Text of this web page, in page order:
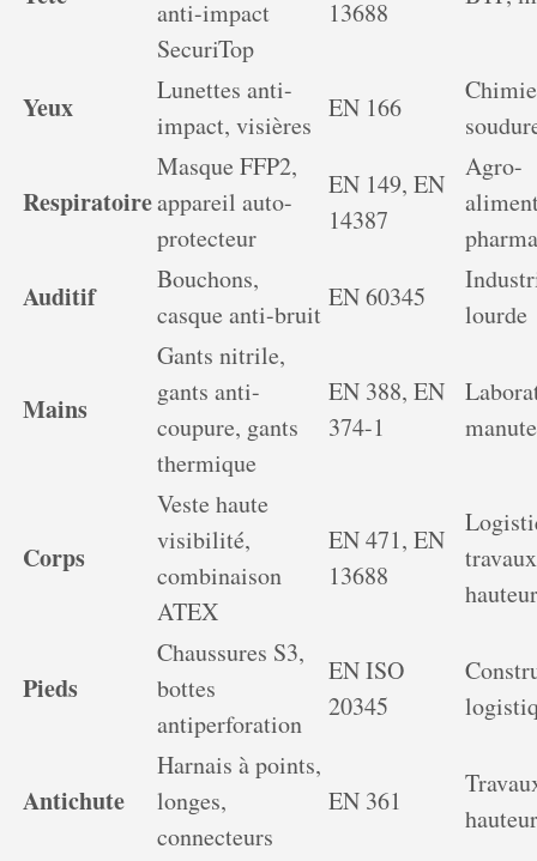
anti-impact
SecuriTop
13688
Yeux
Lunettes anti-
impact, visières
EN 166
Respiratoire
Masque FFP2,
appareil auto-
protecteur
EN 149, EN
14387
Agro-
pharma
Auditif
Bouchons,
casque anti-bruit
EN 60345
lourde
Mains
Gants nitrile,
gants anti-
coupure, gants
thermique
EN 388, EN
374-1
Corps
Veste haute
visibilité,
combinaison
ATEX
EN 471, EN
13688
hauteur
Pieds
Chaussures S3,
bottes
antiperforation
EN ISO
20345
Antichute
Harnais à points,
longes,
connecteurs
EN 361
hauteur